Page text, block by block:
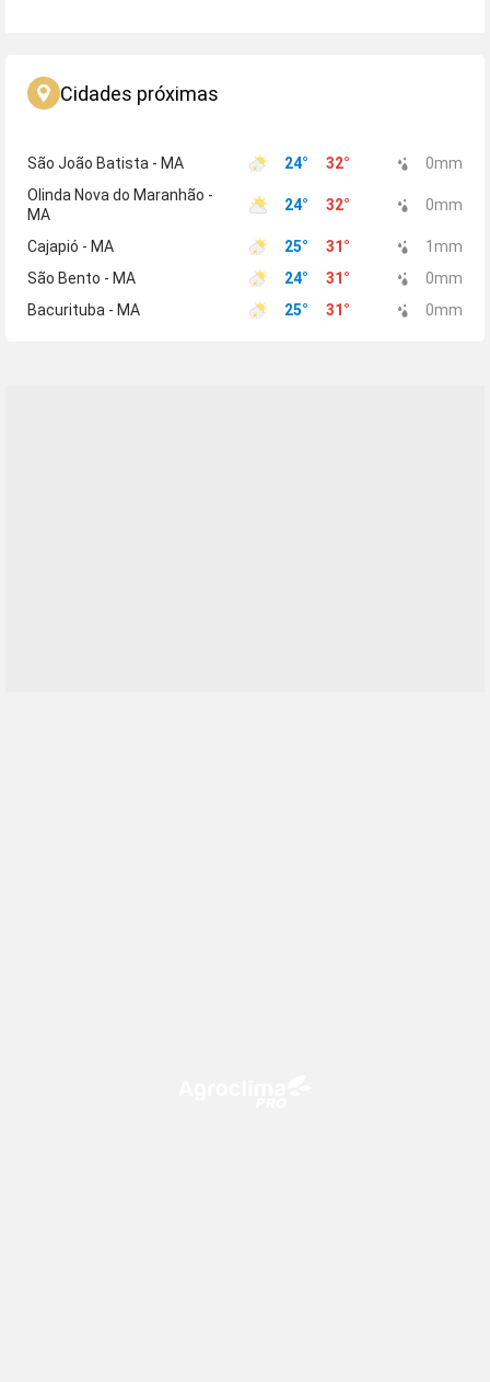
Cidades próximas
São João Batista - MA 24° 32° 0mm
Olinda Nova do Maranhão -
MA
24° 32° 0mm
Cajapió - MA 25° 31 ° 1 mm
São Bento - MA
24° 31 ° 0mm
Bacurituba - MA
25° 31 ° 0mm